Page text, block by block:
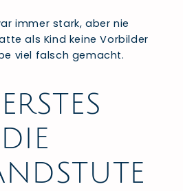
immer stark, aber nie
als Kind keine Vorbilder
viel falsch gemacht.